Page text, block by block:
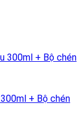
300ml + Bộ chén